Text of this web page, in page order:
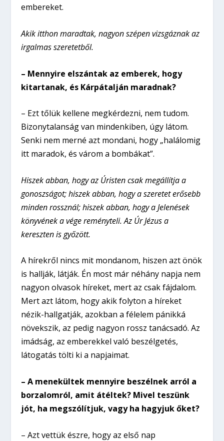
embereket.
Akik itthon maradtak, nagyon szépen vizsgáznak az
irgalmas szeretetből.
– Mennyire elszántak az emberek, hogy
kitartanak, és Kárpátalján maradnak?
– Ezt tőlük kellene megkérdezni, nem tudom.
Bizonytalanság van mindenkiben, úgy látom.
Senki nem merné azt mondani, hogy „halálomig
itt maradok, és várom a bombákat”.
Hiszek abban, hogy az Úristen csak megállítja a
gonoszságot; hiszek abban, hogy a szeretet erősebb
minden rossznál; hiszek abban, hogy a Jelenések
könyvének a vége reményteli. Az Úr Jézus a
kereszten is győzött.
A hírekről nincs mit mondanom, hiszen azt önök
is hallják, látják. Én most már néhány napja nem
nagyon olvasok híreket, mert az csak fájdalom.
Mert azt látom, hogy akik folyton a híreket
nézik-hallgatják, azokban a félelem pánikká
növekszik, az pedig nagyon rossz tanácsadó. Az
imádság, az emberekkel való beszélgetés,
látogatás tölti ki a napjaimat.
– A menekültek mennyire beszélnek arról a
borzalomról, amit átéltek? Mivel teszünk
jót, ha megszólítjuk, vagy ha hagyjuk őket?
– Azt vettük észre, hogy az első nap